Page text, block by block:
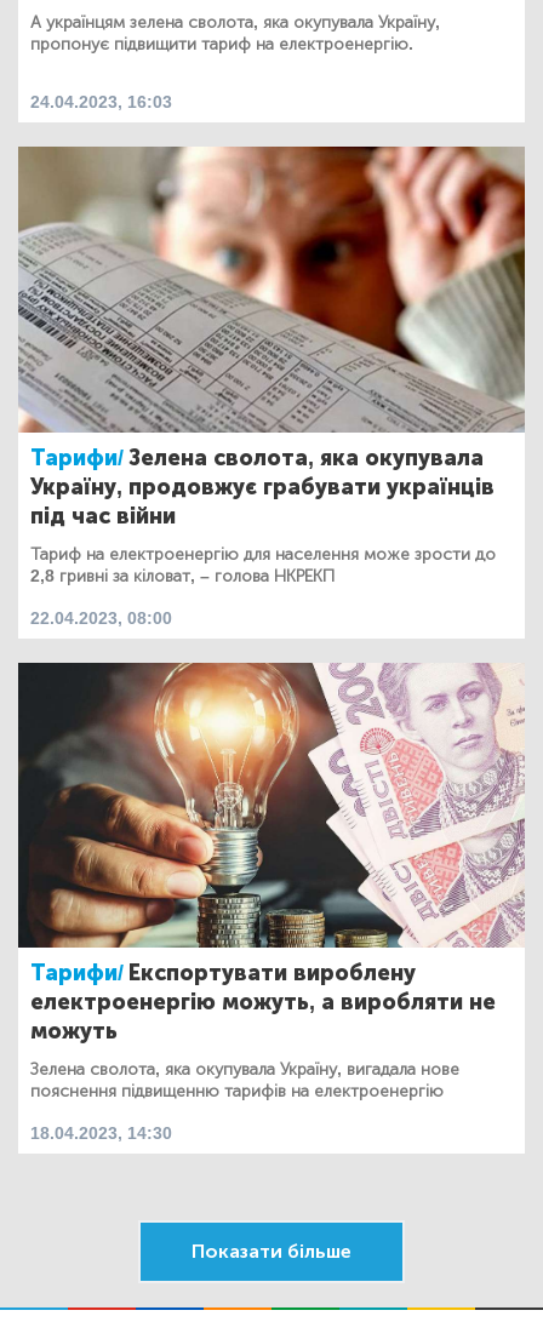
А українцям зелена сволота, яка окупувала Україну,
пропонує підвищити тариф на електроенергію.
24.04.2023, 16:03
Тарифи/Зелена сволота, яка окупувала
Україну, продовжує грабувати українців
під час війни
Тариф на електроенергію для населення може зрости до
2,8 гривні за кіловат, – голова НКРЕКП
22.04.2023, 08:00
Тарифи/ Експортувати вироблену
електроенергію можуть, а виробляти не
можуть
Зелена сволота, яка окупувала Україну, вигадала нове
пояснення підвищенню тарифів на електроенергію
18.04.2023, 14:30
Показати більше